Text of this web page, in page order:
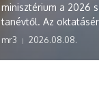
minisztérium a 2026
tanévtől. Az
mr3 2026.08.08.